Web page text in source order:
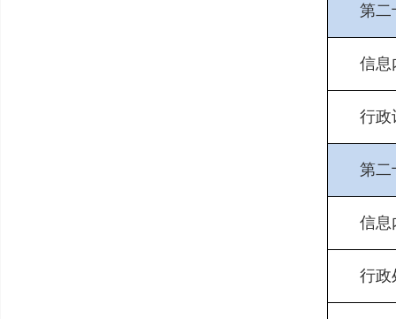
第二
信息
行政
第二
信息
行政